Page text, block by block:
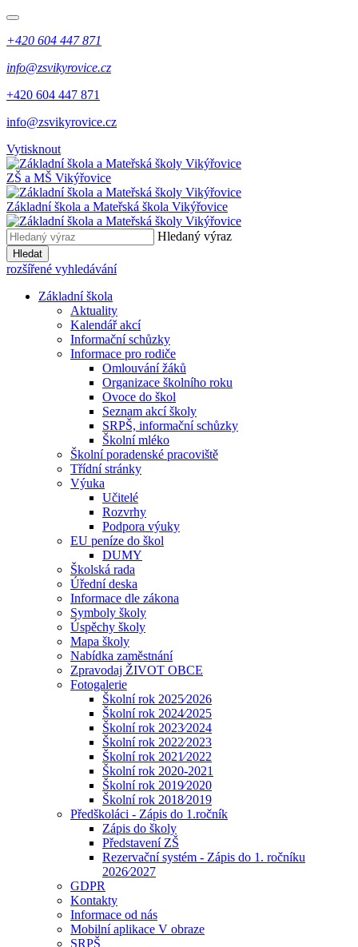
+420 604 447 871
info@zsvikyrovice.cz
+420 604 447 871
info@zsvikyrovice.cz
Vytisknout
ZŠ a MŠ Vikýřovice
Základní škola a Mateřská škola Vikýřovice
Hledaný výraz
Hledat
rozšířené vyhledávání
Základní škola
Aktuality
Kalendář akcí
Informační schůzky
Informace pro rodiče
Omlouvání žáků
Organizace školního roku
Ovoce do škol
Seznam akcí školy
SRPŠ, informační schůzky
Školní mléko
Školní poradenské pracoviště
Třídní stránky
Výuka
Učitelé
Rozvrhy
Podpora výuky
EU peníze do škol
DUMY
Školská rada
Úřední deska
Informace dle zákona
Symboly školy
Úspěchy školy
Mapa školy
Nabídka zaměstnání
Zpravodaj ŽIVOT OBCE
Fotogalerie
Školní rok 2025⁄2026
Školní rok 2024⁄2025
Školní rok 2023⁄2024
Školní rok 2022⁄2023
Školní rok 2021⁄2022
Školní rok 2020-2021
Školní rok 2019⁄2020
Školní rok 2018⁄2019
Předškoláci - Zápis do 1.ročník
Zápis do školy
Představení ZŠ
Rezervační systém - Zápis do 1. ročníku
2026⁄2027
GDPR
Kontakty
Informace od nás
Mobilní aplikace V obraze
SRPŠ